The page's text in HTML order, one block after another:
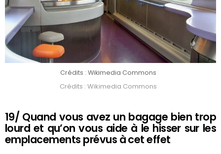
Crédits : Wikimedia Commons
Crédits : Wikimedia Commons
19/ Quand vous avez un bagage bien trop
lourd et qu’on vous aide à le hisser sur les
emplacements prévus à cet effet